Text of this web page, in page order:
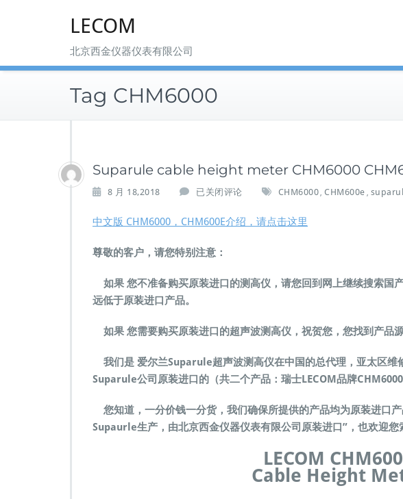
LECOM
北京西金仪器仪表有限公司
Tag CHM6000
Suparule cable height meter CHM6000
8 月 18,2018
S
p
r
u
e
b
e
h
e
g
h
已关闭评论 CHM6000 CHM600e
中文版 CHM6000，CHM600E介绍，请点击这里
尊敬的客户，请您特别注意：
如果 您不准备购买原装进口的测高仪，请您回到网上继续搜索国
远低于原装进口产品。
如果 您需要购买原装进口的超声波测高仪，祝贺您，您找到产品
我们是 爱尔兰Suparule超声波测高仪在中国的总代理，亚太区维
Suparule公司原装进口的（共二个产品：瑞士LECOM品牌
您知道，一分价钱一分货，我们确保所提供的产品均为原装进口
Supaurle生产，由北京西金仪器仪表有限公司原装进口”，也欢迎您
LECOM
Cable Height